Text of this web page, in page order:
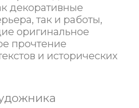
декоративные
так и работы,
оригинальное
прочтение
и исторических